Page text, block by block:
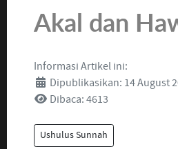
Akal dan
Informasi Artikel ini:
Dipublikasikan: 14 August
Dibaca: 4613
Ushulus Sunnah